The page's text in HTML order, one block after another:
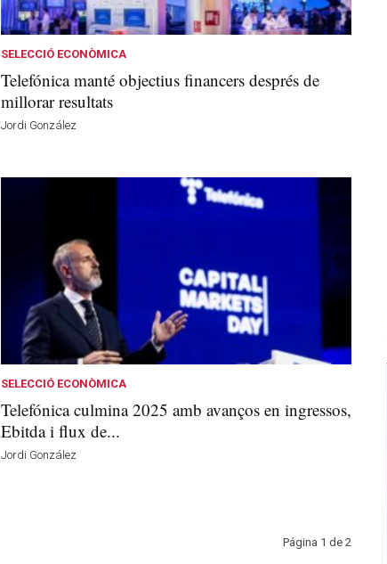
SELECCIÓ ECONÒMICA
Telefónica manté objectius financers després de
millorar resultats
Jordi González
SELECCIÓ ECONÒMICA
Telefónica culmina 2025 amb avanços en ingressos,
Ebitda i flux de...
Jordi González
Página 1 de 2